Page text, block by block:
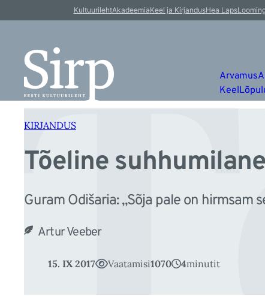
sisu
KultuurilehtAkadeemiaKeel ja KirjandusHea Laps
Arvamus
Keel
KIRJANDUS
Tõeline suhhumilane
Guram Odišaria: „Sõja pale on hirmsam
Artur Veeber
15. IX 2017 Vaatamisi1070 4minutit